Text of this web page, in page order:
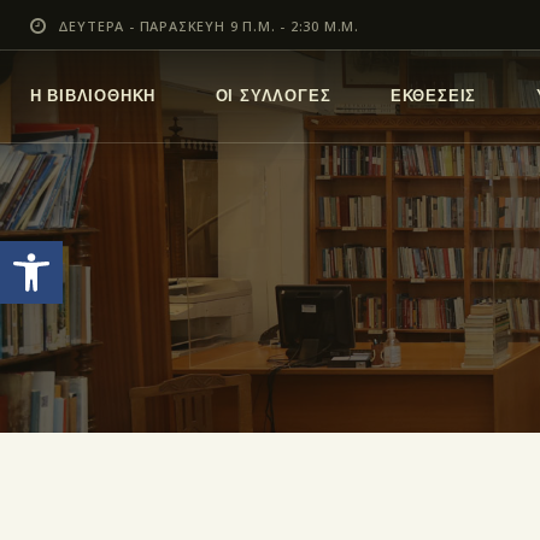
Ανοίξτε τη γραμμή εργαλείων
ΔΕΥΤΕΡΑ - ΠΑΡΑΣΚΕΥΗ 9 Π.Μ. - 2:30 Μ.Μ.
Η ΒΙΒΛΙΟΘΗΚΗ ΟΙ ΣΥΛΛΟΓΕΣ ΕΚΘΕΣΕΙΣ